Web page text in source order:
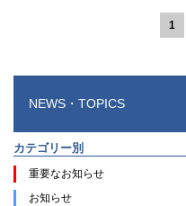
1
NEWS・TOPICS
カテゴリー別
重要なお知らせ
お知らせ